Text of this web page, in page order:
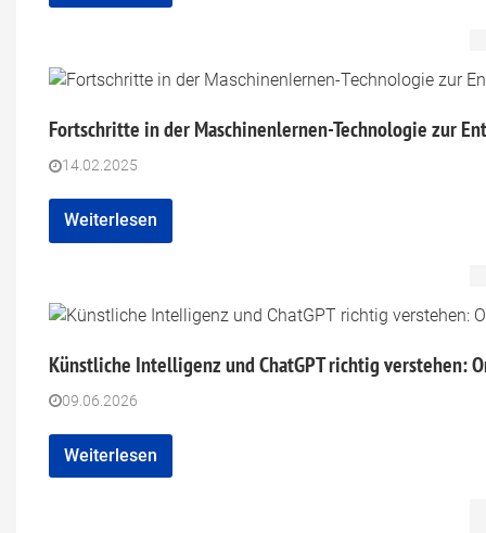
Fortschritte in der Maschinenlernen-Technologie zur
14.02.2025
Weiterlesen
Künstliche Intelligenz und ChatGPT richtig verstehen:
09.06.2026
Weiterlesen